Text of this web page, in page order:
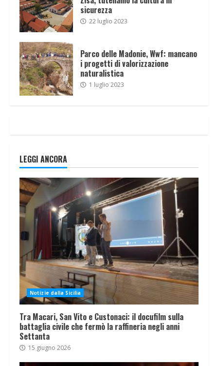
sicurezza
22 luglio 2023
Parco delle Madonie, Wwf: mancano
i progetti di valorizzazione
naturalistica
1 luglio 2023
LEGGI ANCORA
Notizie dalla Sicilia
Tra Macari, San Vito e Custonaci: il docufilm sulla
battaglia civile che fermò la raffineria negli anni
Settanta
15 giugno 2026